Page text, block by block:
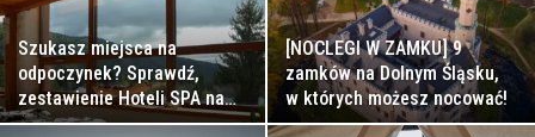
Szukasz miejsca na
odpoczynek? Sprawdź,
zestawienie Hoteli SPA na
Dolnym Śląsku! [TOP 5]
[NOCLEGI W ZAMKU] 9
zamków na Dolnym Śląsku,
w których możesz nocować!